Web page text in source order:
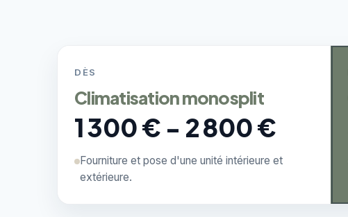
DÈS
Climatisation monosplit
1 300 € - 2 800 €
Fourniture et pose d'une unité intérieure et
extérieure.